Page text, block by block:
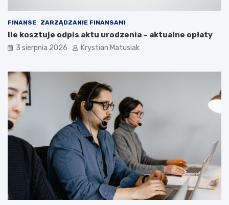
FINANSE ZARZĄDZANIE FINANSAMI
Ile kosztuje odpis aktu urodzenia – aktualne opłaty
3 sierpnia 2026 Krystian Matusiak